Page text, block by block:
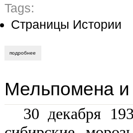
Tags:
Страницы Истории
подробнее
Мельпомена
30 декабря